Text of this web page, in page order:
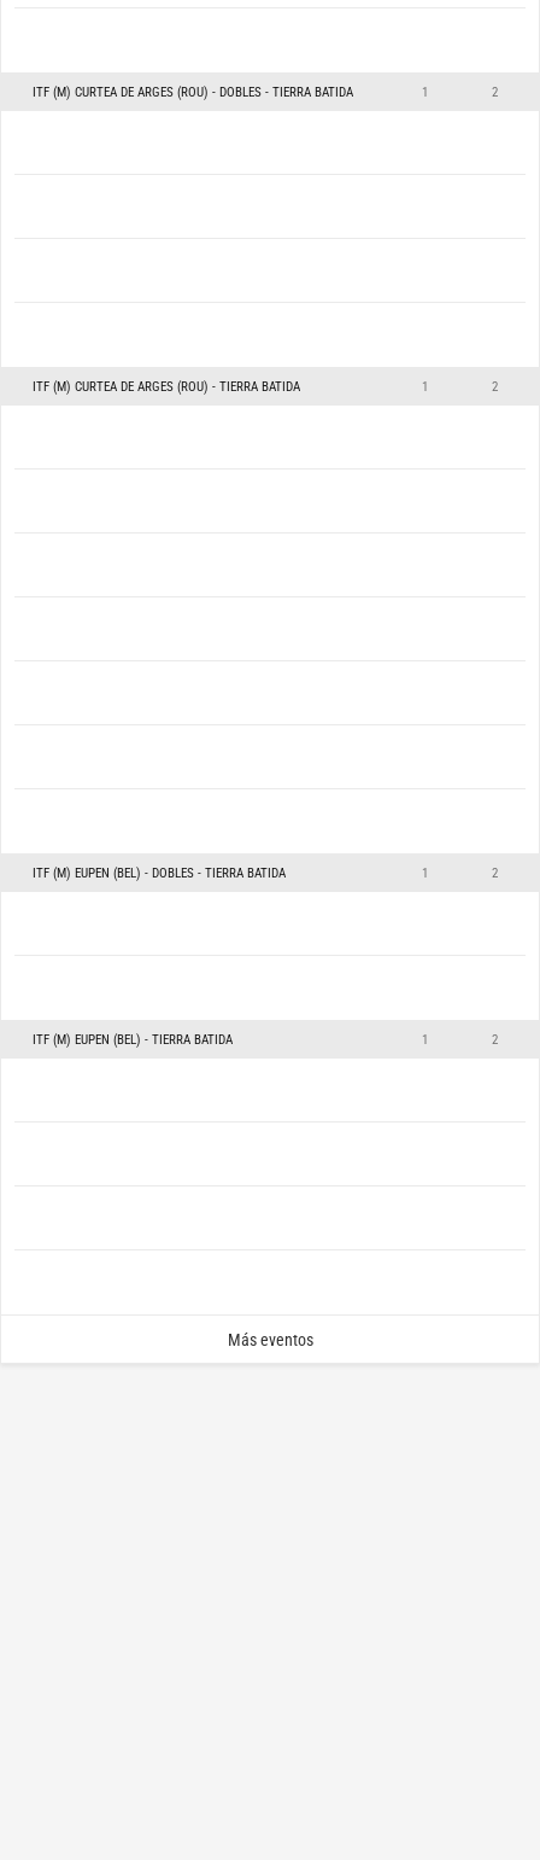
ITF (M) CURTEA DE ARGES (ROU) - DOBLES - TIERRA BATIDA 1 2
ITF (M) CURTEA DE ARGES (ROU) - TIERRA BATIDA 1 2
ITF (M) EUPEN (BEL) - DOBLES - TIERRA BATIDA 1 2
ITF (M) EUPEN (BEL) - TIERRA BATIDA 1 2
Más eventos